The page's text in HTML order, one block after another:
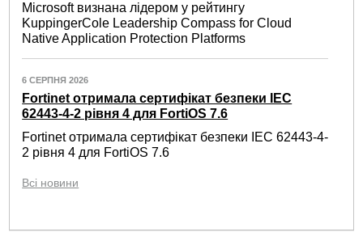
Microsoft визнана лідером у рейтингу
KuppingerCole Leadership Compass for Cloud
Native Application Protection Platforms
6 СЕРПНЯ 2026
Fortinet отримала сертифікат безпеки IEC
62443-4-2 рівня 4 для FortiOS 7.6
Fortinet отримала сертифікат безпеки IEC 62443-4-
2 рівня 4 для FortiOS 7.6
Всі новини